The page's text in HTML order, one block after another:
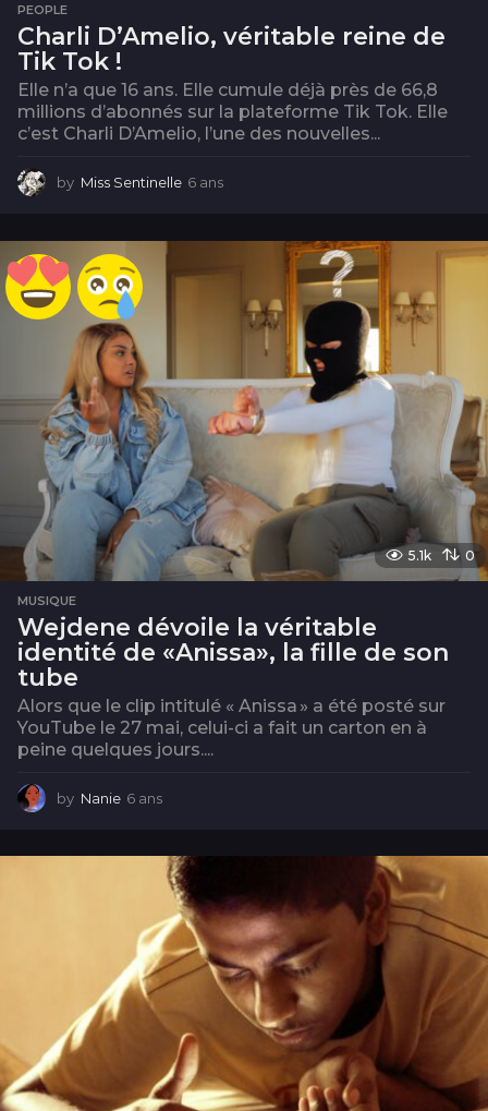
PEOPLE
Charli D’Amelio, véritable reine de
Tik Tok !
Elle n’a que 16 ans. Elle cumule déjà près de 66,8
millions d’abonnés sur la plateforme Tik Tok. Elle
c’est Charli D’Amelio, l’une des nouvelles...
by Miss Sentinelle 6 ans
s
5.1k 0
MUSIQUE
Wejdene dévoile la véritable
identité de «Anissa», la fille de son
tube
Alors que le clip intitulé « Anissa » a été posté sur
YouTube le 27 mai, celui-ci a fait un carton en à
peine quelques jours....
by Nanie 6 ans
s